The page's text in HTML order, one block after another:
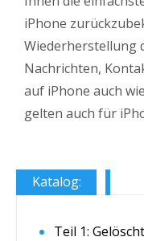
iPhone
Wiederherstellung
Nachrichten,
auf iPhone auch
gelten auch für
Katalog:
Teil 1: